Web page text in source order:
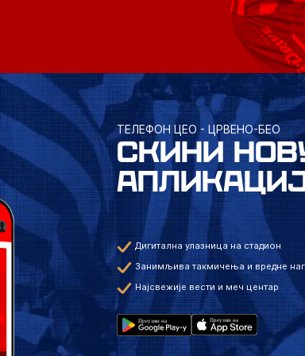
ТЕЛЕФОН ЦЕО - ЦРВЕНО-БЕО
СКИНИ
Дигитална улазница на стадион
Занимљива такмичења и вредне
Најсвежије вести и меч центар